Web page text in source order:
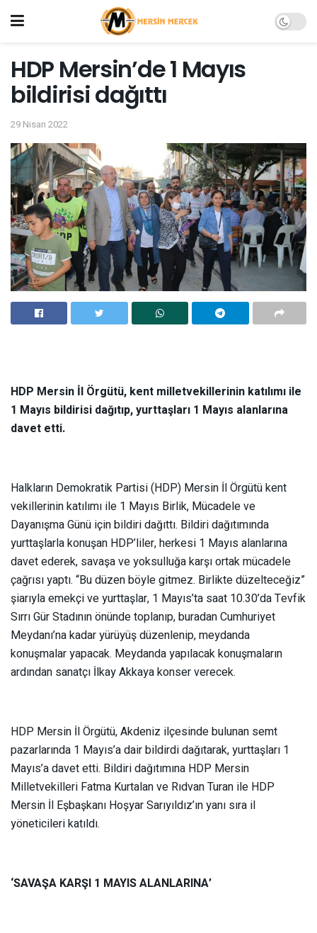
HDP Mersin’de 1 Mayıs
bildirisi dağıttı
29 Nisan 2022
HDP Mersin İl Örgütü, kent milletvekillerinin katılımı ile
1 Mayıs bildirisi dağıtıp, yurttaşları 1 Mayıs alanlarına
davet etti.
Halkların Demokratik Partisi (HDP) Mersin İl Örgütü kent
vekillerinin katılımı ile 1 Mayıs Birlik, Mücadele ve
Dayanışma Günü için bildiri dağıttı. Bildiri dağıtımında
yurttaşlarla konuşan HDP’liler, herkesi 1 Mayıs alanlarına
davet ederek, savaşa ve yoksulluğa karşı ortak mücadele
çağrısı yaptı. “Bu düzen böyle gitmez. Birlikte düzelteceğiz”
şiarıyla emekçi ve yurttaşlar, 1 Mayıs’ta saat 10.30’da Tevfik
Sırrı Gür Stadının önünde toplanıp, buradan Cumhuriyet
Meydanı’na kadar yürüyüş düzenlenip, meydanda
konuşmalar yapacak. Meydanda yapılacak konuşmaların
ardından sanatçı İlkay Akkaya konser verecek.
HDP Mersin İl Örgütü, Akdeniz ilçesinde bulunan semt
pazarlarında 1 Mayıs’a dair bildirdi dağıtarak, yurttaşları 1
Mayıs’a davet etti. Bildiri dağıtımına HDP Mersin
Milletvekilleri Fatma Kurtalan ve Rıdvan Turan ile HDP
Mersin İl Eşbaşkanı Hoşyar Sarıyıldız’ın yanı sıra il
yöneticileri katıldı.
‘SAVAŞA KARŞI 1 MAYIS ALANLARINA’